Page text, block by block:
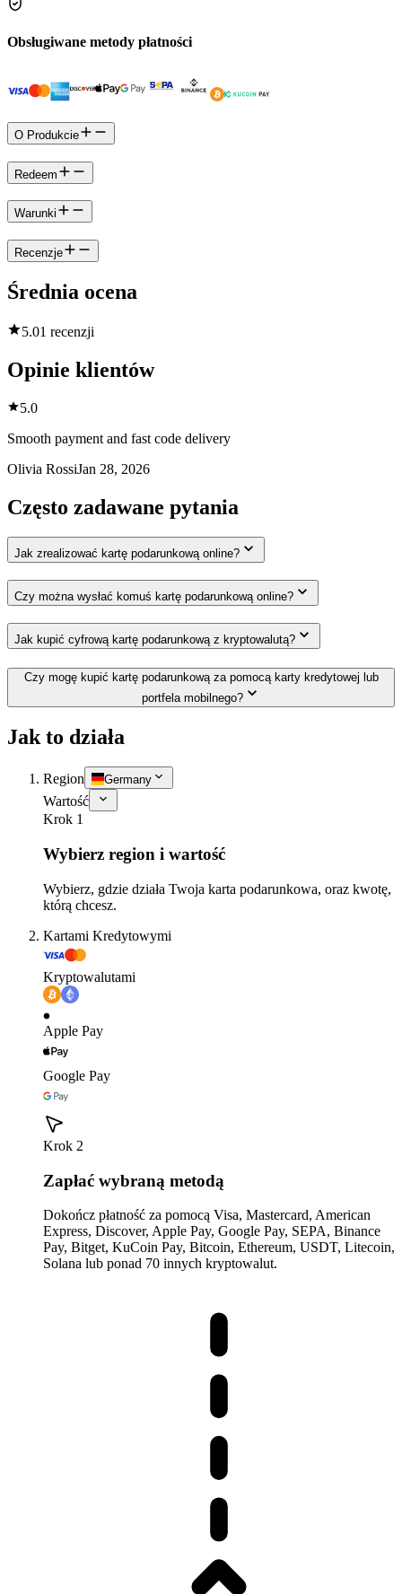
Obsługiwane metody płatności
O Produkcie
Redeem
Warunki
Recenzje
Średnia ocena
5.01 recenzji
Opinie klientów
5.0
Smooth payment and fast code delivery
Olivia RossiJan 28, 2026
Często zadawane pytania
Jak zrealizować kartę podarunkową online?
Czy można wysłać komuś kartę podarunkową online?
Jak kupić cyfrową kartę podarunkową z kryptowalutą?
Czy mogę kupić kartę podarunkową za pomocą karty kredytowej lub
portfela mobilnego?
Jak to działa
Region Germany
Wartość
Krok 1
Wybierz region i wartość
Wybierz, gdzie działa Twoja karta podarunkowa, oraz kwotę,
którą chcesz.
Kartami Kredytowymi
Kryptowalutami
Apple Pay
Google Pay
Krok 2
Zapłać wybraną metodą
Dokończ płatność za pomocą Visa, Mastercard, American
Express, Discover, Apple Pay, Google Pay, SEPA, Binance
Pay, Bitget, KuCoin Pay, Bitcoin, Ethereum, USDT, Litecoin,
Solana lub ponad 70 innych kryptowalut.